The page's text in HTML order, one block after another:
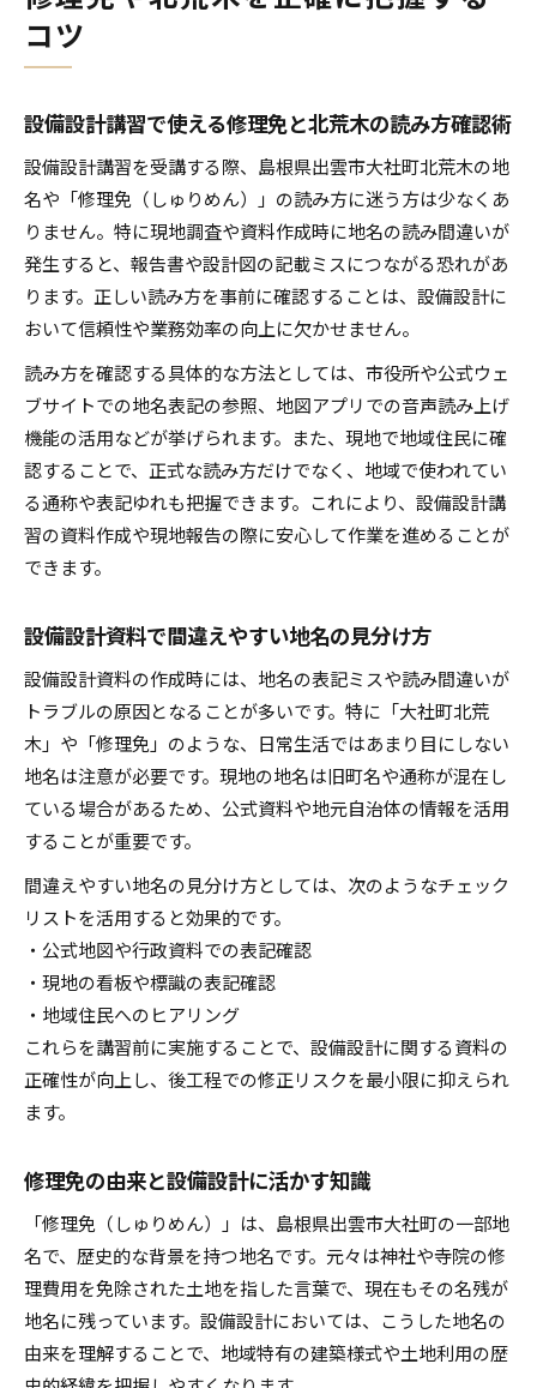
コツ
設備設計講習で使える修理免と北荒木の読み方確認術
設備設計講習を受講する際、島根県出雲市大社町北荒木の地
名や「修理免（しゅりめん）」の読み方に迷う方は少なくあ
りません。特に現地調査や資料作成時に地名の読み間違いが
発生すると、報告書や設計図の記載ミスにつながる恐れがあ
ります。正しい読み方を事前に確認することは、設備設計に
おいて信頼性や業務効率の向上に欠かせません。
読み方を確認する具体的な方法としては、市役所や公式ウェ
ブサイトでの地名表記の参照、地図アプリでの音声読み上げ
機能の活用などが挙げられます。また、現地で地域住民に確
認することで、正式な読み方だけでなく、地域で使われてい
る通称や表記ゆれも把握できます。これにより、設備設計講
習の資料作成や現地報告の際に安心して作業を進めることが
できます。
設備設計資料で間違えやすい地名の見分け方
設備設計資料の作成時には、地名の表記ミスや読み間違いが
トラブルの原因となることが多いです。特に「大社町北荒
木」や「修理免」のような、日常生活ではあまり目にしない
地名は注意が必要です。現地の地名は旧町名や通称が混在し
ている場合があるため、公式資料や地元自治体の情報を活用
することが重要です。
間違えやすい地名の見分け方としては、次のようなチェック
リストを活用すると効果的です。
・公式地図や行政資料での表記確認
・現地の看板や標識の表記確認
・地域住民へのヒアリング
これらを講習前に実施することで、設備設計に関する資料の
正確性が向上し、後工程での修正リスクを最小限に抑えられ
ます。
修理免の由来と設備設計に活かす知識
「修理免（しゅりめん）」は、島根県出雲市大社町の一部地
名で、歴史的な背景を持つ地名です。元々は神社や寺院の修
理費用を免除された土地を指した言葉で、現在もその名残が
地名に残っています。設備設計においては、こうした地名の
由来を理解することで、地域特有の建築様式や土地利用の歴